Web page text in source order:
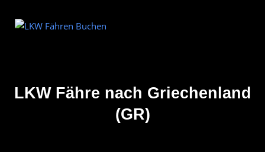
Home
LKW Fähre nach Griechenland
(GR)